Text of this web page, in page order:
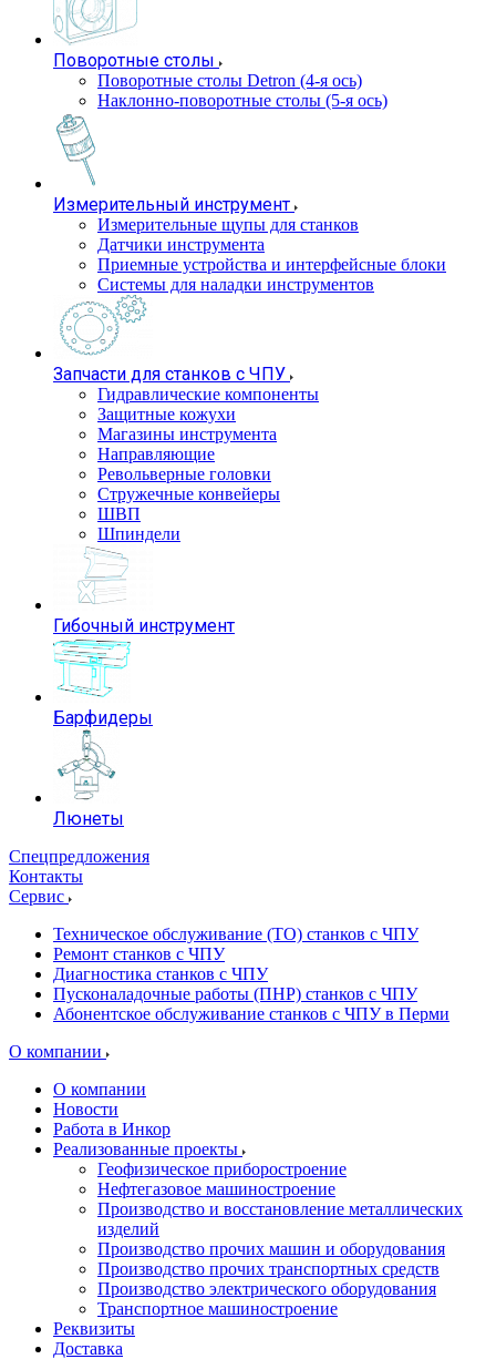
Поворотные столы
Поворотные столы Detron (4-я ось)
Наклонно-поворотные столы (5-я ось)
Измерительный инструмент
Измерительные щупы для станков
Датчики инструмента
Приемные устройства и интерфейсные блоки
Системы для наладки инструментов
Запчасти для станков с ЧПУ
Гидравлические компоненты
Защитные кожухи
Магазины инструмента
Направляющие
Револьверные головки
Стружечные конвейеры
ШВП
Шпиндели
Гибочный инструмент
Барфидеры
Люнеты
Спецпредложения
Контакты
Сервис
Техническое обслуживание (ТО) станков с ЧПУ
Ремонт станков с ЧПУ
Диагностика станков с ЧПУ
Пусконаладочные работы (ПНР) станков с ЧПУ
Абонентское обслуживание станков с ЧПУ в Перми
О компании
О компании
Новости
Работа в Инкор
Реализованные проекты
Геофизическое приборостроение
Нефтегазовое машиностроение
Производство и восстановление металлических
изделий
Производство прочих машин и оборудования
Производство прочих транспортных средств
Производство электрического оборудования
Транспортное машиностроение
Реквизиты
Доставка